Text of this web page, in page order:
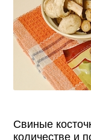
Свиные
количестве и